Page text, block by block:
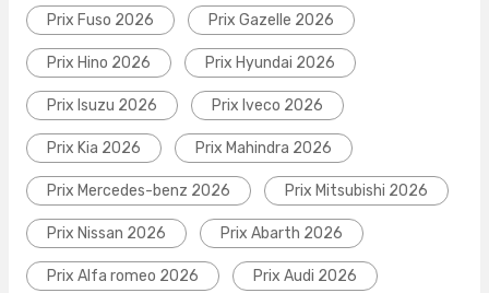
Prix Fuso 2026 Prix Gazelle 2026
Prix Hino 2026 Prix Hyundai 2026
Prix Isuzu 2026 Prix Iveco 2026
Prix Kia 2026 Prix Mahindra 2026
Prix Mercedes-benz 2026 Prix Mitsubishi 2026
Prix Nissan 2026 Prix Abarth 2026
Prix Alfa romeo 2026 Prix Audi 2026